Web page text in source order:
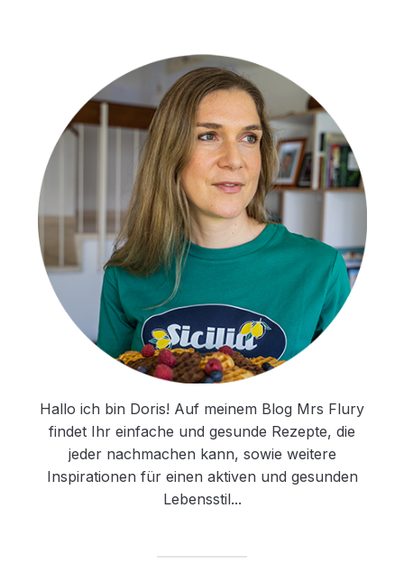
Hallo ich bin Doris! Auf meinem Blog Mrs Flury
findet Ihr einfache und gesunde Rezepte, die
jeder nachmachen kann, sowie weitere
Inspirationen für einen aktiven und gesunden
Lebensstil...